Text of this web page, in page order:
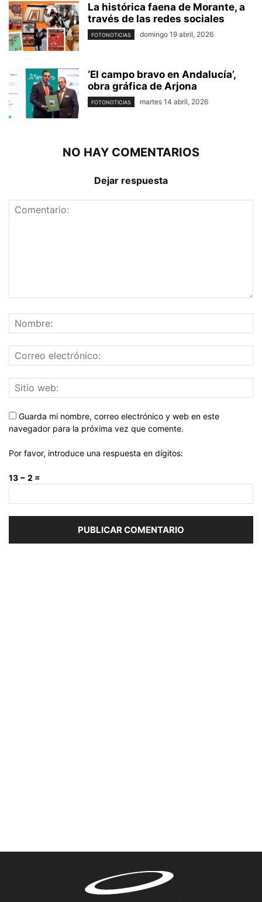
La histórica faena de Morante, a
través de las redes sociales
FOTONOTICIAS domingo 19 abril, 2026
‘El campo bravo en Andalucía’,
obra gráfica de Arjona
FOTONOTICIAS martes 14 abril, 2026
NO HAY COMENTARIOS
Dejar respuesta
Guarda mi nombre, correo electrónico y web en este
navegador para la próxima vez que comente.
Por favor, introduce una respuesta en dígitos:
13 − 2 =